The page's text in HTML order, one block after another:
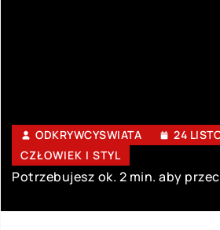
ODKRYWCYSWIATA
24
CZŁOWIEK I STYL
Potrzebujesz ok. 2 min. aby